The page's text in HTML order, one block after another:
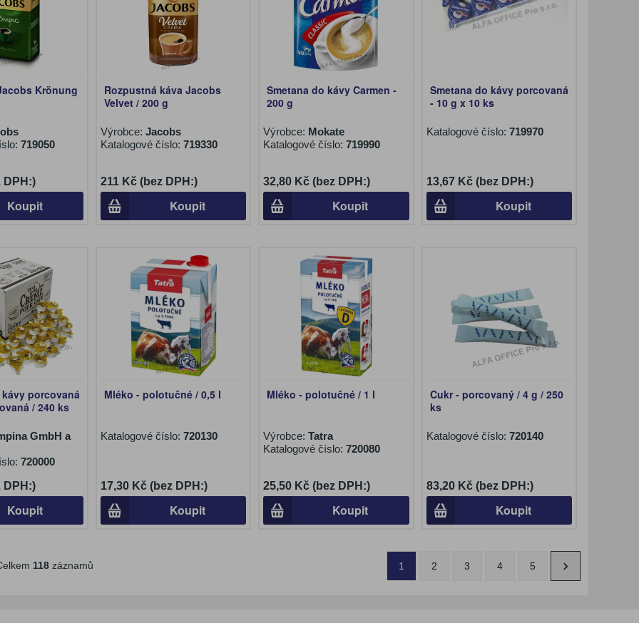
Krönung
719050
DPH:)
Koupit
Rozpustná káva Jacobs
Velvet / 200 g
Výrobce: Jacobs
Katalogové číslo: 719330
211 Kč (bez DPH:)
Koupit
Smetana do kávy Carmen -
200 g
Výrobce: Mokate
Katalogové číslo:719990
32,80 Kč (bez DPH:)
Koupit
Smetana do kávy porcovaná
- 10 g x 10 ks
Katalogové číslo: 719970
13,67 Kč (bez DPH:)
Koupit
porcovaná
/ 240 ks
GmbH a
720000
DPH:)
Koupit
Mléko - polotučné / 0,5 l
Katalogové číslo: 720130
17,30 Kč (bez DPH:)
Koupit
Mléko - polotučné / 1 l
Výrobce:Tatra
Katalogové číslo:720080
25,50 Kč (bez DPH:)
Koupit
Cukr - porcovaný / 4 g / 250
ks
Katalogové číslo: 720140
83,20 Kč (bez DPH:)
Koupit
118záznamů 1 2 3 4 5